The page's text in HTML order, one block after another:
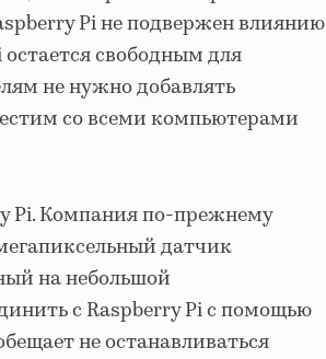
Pi не подвержен влиянию
свободным для
не нужно добавлять
со всеми компьютерами
Pi. Компания по-прежнему
датчик
на небольшой
с Raspberry Pi с помощью
не останавливаться